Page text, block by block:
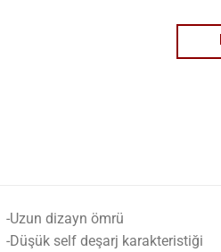
-Uzun dizayn ömrü
-Düşük self deşarj karakteristiği